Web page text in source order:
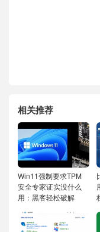
相关推荐
Win11强制要求TPM
安全专家证实没什么
用：黑客轻松破解